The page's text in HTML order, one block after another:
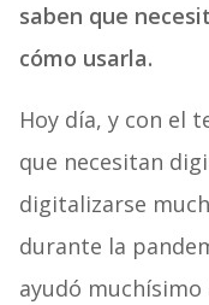
saben que
cómo usarla.
Hoy día, y con el
que necesitan
digitalizarse
durante la
ayudó